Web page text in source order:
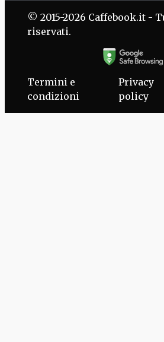
© 2015-2026 Caffebook.it -
riservati.
Termini e
condizioni
Privacy
policy